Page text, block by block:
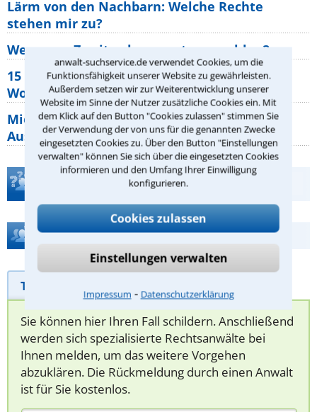
anwalt-suchservice.de verwendet Cookies, um die
Funktionsfähigkeit unserer Website zu gewährleisten.
Außerdem setzen wir zur Weiterentwicklung unserer
Website im Sinne der Nutzer zusätzliche Cookies ein. Mit
dem Klick auf den Button "Cookies zulassen" stimmen Sie
der Verwendung der von uns für die genannten Zwecke
eingesetzten Cookies zu. Über den Button "Einstellungen
verwalten" können Sie sich über die eingesetzten Cookies
informieren und den Umfang Ihrer Einwilligung
konfigurieren.
Cookies zulassen
Einstellungen verwalten
Impressum ⁃ Datenschutzerklärung
Lärm von den Nachbarn: Welche Rechte
stehen mir zu?
Wer muss Zweitwohnungssteuer zahlen?
15 elementare Rechte, die jeder
Wohnungseigentümer kennen sollte
Mietpreisbremse 2026: Alle Regeln,
Ausnahmen und Rechte für Mieter
Teste Dein Rechtswissen
Hilfe bei Ihrer Anwaltsuche?
Telefonhilfe
Sie können hier Ihren Fall schildern. Anschließend
werden sich spezialisierte Rechtsanwälte bei
Ihnen melden, um das weitere Vorgehen
abzuklären. Die Rückmeldung durch einen Anwalt
ist für Sie kostenlos.